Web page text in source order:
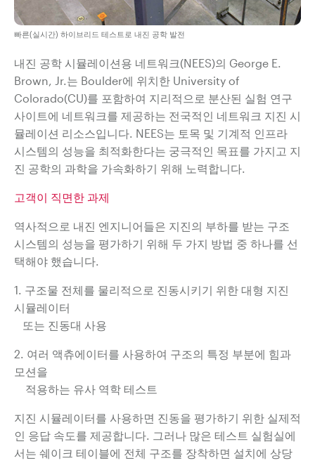
빠른(실시간) 하이브리드 테스트로 내진 공학 발전
내진 공학 시뮬레이션용 네트워크(NEES)의 George E.
Brown, Jr.는 Boulder에 위치한 University of
Colorado(CU)를 포함하여 지리적으로 분산된 실험 연구
사이트에 네트워크를 제공하는 전국적인 네트워크 지진 시
뮬레이션 리소스입니다. NEES는 토목 및 기계적 인프라
시스템의 성능을 최적화한다는 궁극적인 목표를 가지고 지
진 공학의 과학을 가속화하기 위해 노력합니다.
고객이 직면한 과제
역사적으로 내진 엔지니어들은 지진의 부하를 받는 구조
시스템의 성능을 평가하기 위해 두 가지 방법 중 하나를 선
택해야 했습니다.
1. 구조물 전체를 물리적으로 진동시키기 위한 대형 지진
시뮬레이터
또는 진동대 사용
2. 여러 액츄에이터를 사용하여 구조의 특정 부분에 힘과
모션을
적용하는 유사 역학 테스트
지진 시뮬레이터를 사용하면 진동을 평가하기 위한 실제적
인 응답 속도를 제공합니다. 그러나 많은 테스트 실험실에
서는 쉐이크 테이블에 전체 구조를 장착하면 설치에 상당